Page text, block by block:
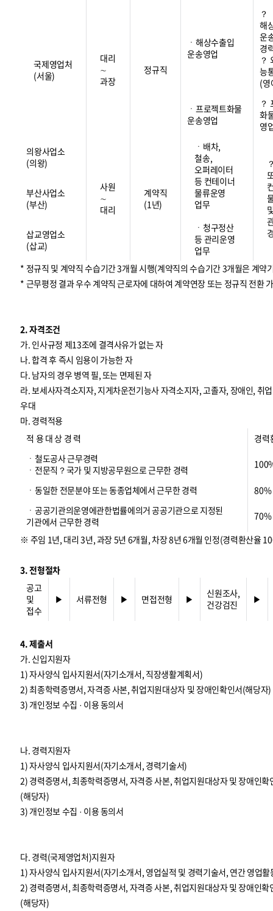
국제영업처
(서울)
대리
∼
과장
정규직
ㆍ해상수출입
운송영업
？
해
운
경
？
능
(영
ㆍ프로젝트화물
운송영업
？
화
영
의왕사업소
(의왕)
사원
∼
대리
계약직
(1년)
ㆍ배차,
철송,
오퍼레이터
등 컨테이너
물류운영
업무
ㆍ청구정산
등 관리운영
업무
부산사업소
(부산)
삽교영업소
(삽교)
* 정규직 및 계약직 수습기간 3개월 시행(계약직의 수습기간 3개월은 계약
* 근무평정 결과 우수 계약직 근로자에 대하여 계약연장 또는 정규직 전환
2. 자격조건
가. 인사규정 제13조에 결격사유가 없는 자
나. 합격 후 즉시 임용이 가능한 자
다. 남자의 경우 병역 필, 또는 면제된 자
라. 보세사자격소지자, 지게차운전기능사 자격소지자, 고졸자, 장애인, 취
우대
마. 경력적용
적 용 대 상 경 력
경력
ㆍ철도공사 근무경력
ㆍ전문직？국가 및 지방공무원으로 근무한 경력
ㆍ동일한 전문분야 또는 동종업체에서 근무한 경력
80%
ㆍ공공기관의운영에관한법률에의거 공공기관으로 지정된
기관에서 근무한 경력
70%
※ 주임 1년, 대리 3년, 과장 5년 6개월, 차장 8년 6개월 인정(경력환산율
3. 전형절차
공고
및
접수
▶ 서류전형 ▶ 면접전형 ▶
신원조사,
건강검진
▶
4. 제출서
가. 신입지원자
1) 자사양식 입사지원서(자기소개서, 직장생활계획서)
2) 최종학력증명서, 자격증 사본, 취업지원대상자 및 장애인확인서(해당자)
3) 개인정보 수집 · 이용 동의서
나. 경력지원자
1) 자사양식 입사지원서(자기소개서, 경력기술서)
2) 경력증명서, 최종학력증명서, 자격증 사본, 취업지원대상자 및 장애인확
(해당자)
3) 개인정보 수집 · 이용 동의서
다. 경력(국제영업처)지원자
1) 자사양식 입사지원서(자기소개서, 영업실적 및 경력기술서, 연간 영업활
2) 경력증명서, 최종학력증명서, 자격증 사본, 취업지원대상자 및 장애인확
(해당자)